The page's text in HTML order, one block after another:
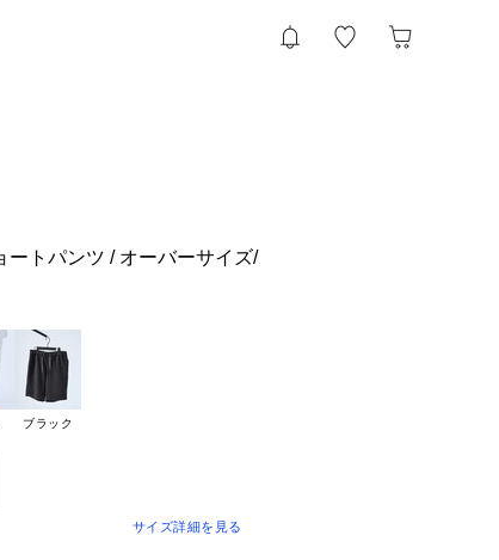
ートパンツ / オーバーサイズ/
ブラック
サイズ詳細を見る